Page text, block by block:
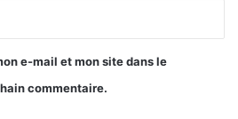
e-mail et mon site dans le
commentaire.